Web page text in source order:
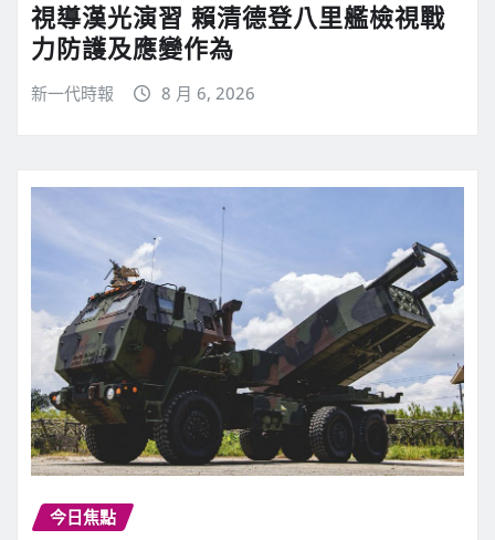
視導漢光演習 賴清德登八里艦檢視戰
力防護及應變作為
新一代時報 8 月 6, 2026
今日焦點